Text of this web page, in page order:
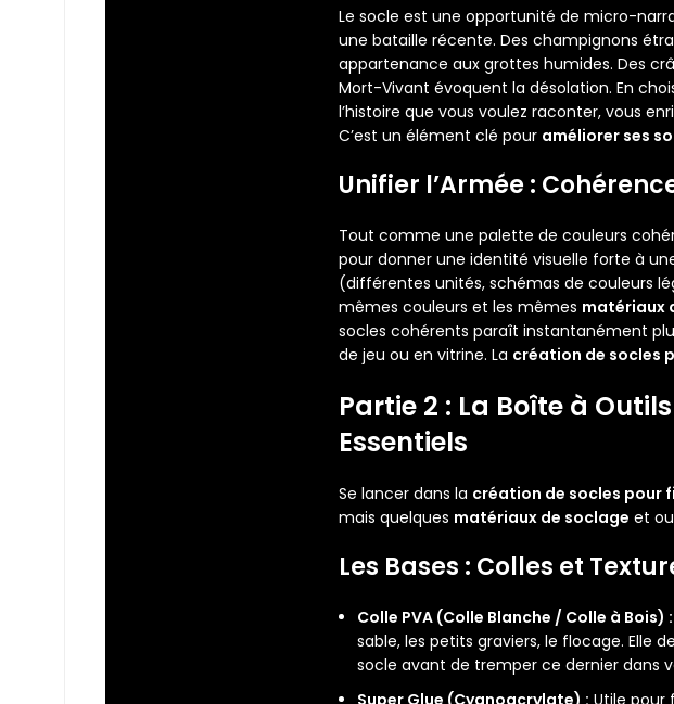
Le socle est une opportunité de micro-
une bataille récente. Des champignons
appartenance aux grottes humides. Des
Mort-Vivant évoquent la désolation. En
l’histoire que vous voulez raconter, vous
C’est un élément clé pour améliorer ses
Unifier l’Armée :
Tout comme une palette de couleurs
pour donner une identité visuelle forte à
(différentes unités, schémas de couleurs
mêmes couleurs et les mêmes matériaux
socles cohérents paraît instantanément
de jeu ou en vitrine. La création de socles
Partie 2 : La Boîte à
Essentiels
Se lancer dans la création de socles pour
mais quelques matériaux de soclage et
Les Bases : Colles et
Colle PVA (Colle Blanche / Colle à Bois) :
sable, les petits graviers, le flocage. Elle
socle avant de tremper ce dernier dans